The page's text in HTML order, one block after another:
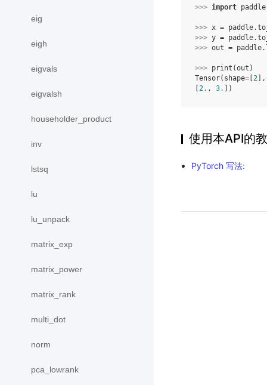
eig
eigh
eigvals
eigvalsh
householder_product
inv
lstsq
lu
lu_unpack
matrix_exp
matrix_power
matrix_rank
multi_dot
norm
pca_lowrank
>>> import paddle
>>> x = paddle.
>>> y = paddle.
>>> out = paddle.
>>> print (out )
Tensor(shape=[2],
[2. , 3. ])
使用本API的
PyTorch 写法: